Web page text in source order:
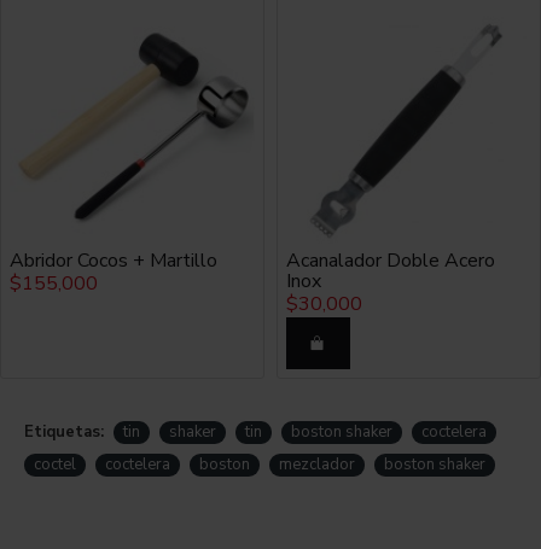
CARACTERISTICAS
Coctelera tin y mini tin en acero inoxidable.
COMO SE USA
El uso de esta coctelera es muy fácil, se colocan los
ingredientes en el vaso de vidrio (se compra por aparte)
de los vasos queden encontradas, se cierra firmemente y
costado del vaso de acero y es en este donde deberá
estar el contenido antes de abrirlo.
Abridor Cocos + Martillo
$155,000
Acanalador Doble Acero
Inox
$30,000
Etiquetas: tin shaker tin boston shaker
coctelera
coctel
coctelera boston mezclador boston shaker